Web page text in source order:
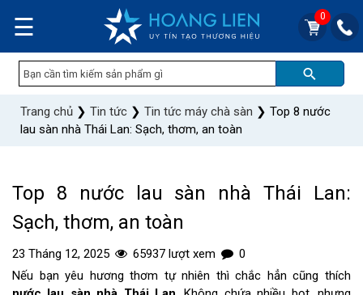
☰ 0
Trang chủ ❯ Tin tức ❯ Tin tức máy chà sàn ❯ Top 8 nước
lau sàn nhà Thái Lan: Sạch, thơm, an toàn
Top 8 nước lau sàn nhà Thái Lan:
Sạch, thơm, an toàn
23 Tháng 12, 2025 65937 lượt xem
0
Nếu bạn yêu hương thơm tự nhiên thì chắc hẳn cũng thích